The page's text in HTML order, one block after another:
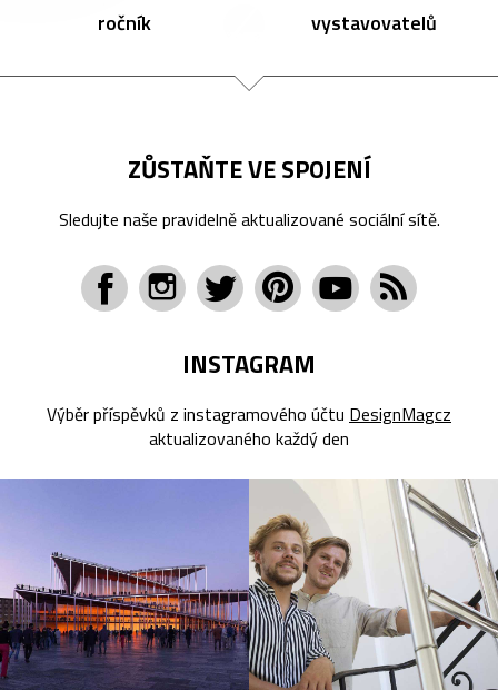
ročník vystavovatelů
ZŮSTAŇTE VE SPOJENÍ
Sledujte naše pravidelně aktualizované sociální sítě.
INSTAGRAM
Výběr příspěvků z instagramového účtu DesignMagcz
aktualizovaného každý den